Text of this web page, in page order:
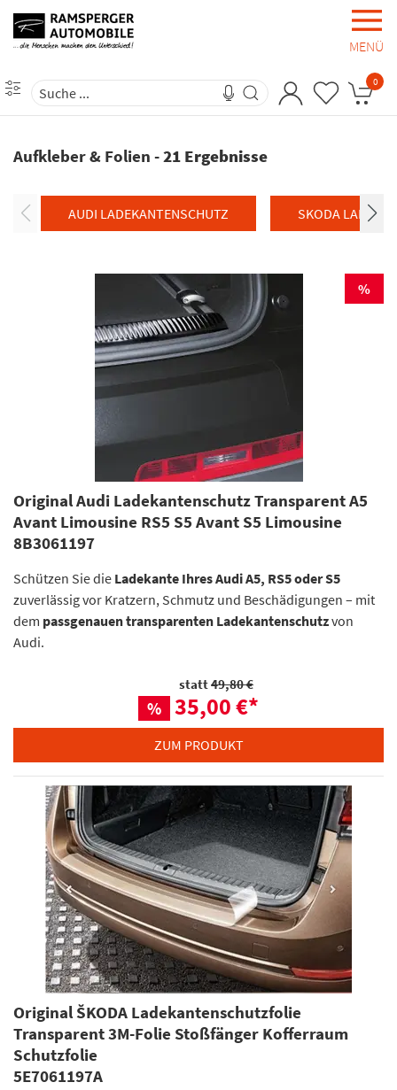
MENÜ
0
Aufkleber & Folien -21 Ergebnisse
AUDI LADEKANTENSCHUTZ SKODA
%
Original Audi Ladekantenschutz Transparent A5
Avant Limousine RS5 S5 Avant S5 Limousine
8B3061197
Schützen Sie die Ladekante Ihres Audi A5, RS5 oder S5
zuverlässig vor Kratzern, Schmutz und Beschädigungen – mit
dem passgenauen transparenten Ladekantenschutzvon
Audi.
statt49,80 €
% 35,00 €*
ZUM PRODUKT
Original ŠKODA Ladekantenschutzfolie
Transparent 3M-Folie Stoßfänger Kofferraum
Schutzfolie
5E7061197A